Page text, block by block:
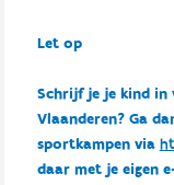
Let op
Schrijf je je kind
Vlaanderen? Ga
sportkampen via
daar met je eigen